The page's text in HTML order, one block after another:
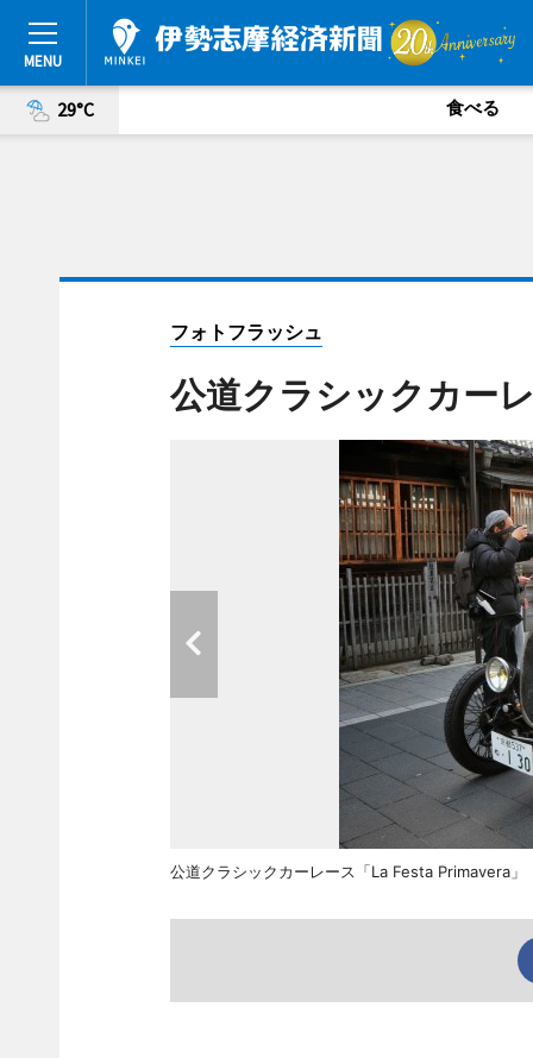
29°C 食べる
フォトフラッシュ
公道クラシックカー
公道クラシックカーレース「La Festa Primavera